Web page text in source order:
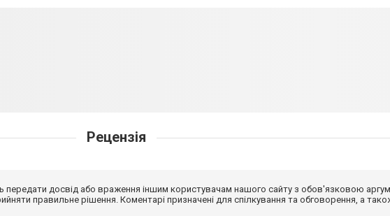
Рецензія
передати досвід або враження іншим користувачам нашого сайту з обов'язковою
правильне рішення. Коментарі призначені для спілкування та обговорення, а